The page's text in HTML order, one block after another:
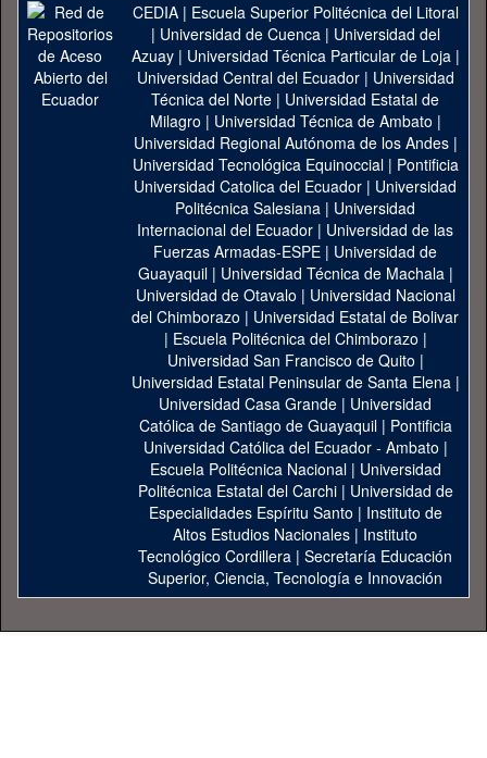
CEDIA| Escuela Superior Politécnica del Litoral
| Universidad de Cuenca| Universidad del
Azuay| Universidad Técnica Particular de Loja|
Universidad Central del Ecuador| Universidad
Técnica del Norte | Universidad Estatal de
Milagro | Universidad Técnica de Ambato |
Universidad Regional Autónoma de los Andes|
Universidad Tecnológica Equinoccial| Pontificia
Universidad Catolica del Ecuador | Universidad
Politécnica Salesiana | Universidad
Internacional del Ecuador | Universidad de las
Fuerzas Armadas-ESPE | Universidad de
Guayaquil| Universidad Técnica de Machala|
Universidad de Otavalo | Universidad Nacional
del Chimborazo | Universidad Estatal de Bolivar
| Escuela Politécnica del Chimborazo |
Universidad San Francisco de Quito |
Universidad Estatal Peninsular de Santa Elena|
Universidad Casa Grande | Universidad
Católica de Santiago de Guayaquil| Pontificia
Universidad Católica del Ecuador - Ambato |
Escuela Politécnica Nacional| Universidad
Politécnica Estatal del Carchi| Universidad de
Especialidades Espíritu Santo | Instituto de
Altos Estudios Nacionales | Instituto
Tecnológico Cordillera | Secretaría Educación
Superior, Ciencia, Tecnología e Innovación